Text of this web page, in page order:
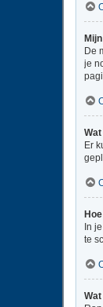
De
je
Er
In
te